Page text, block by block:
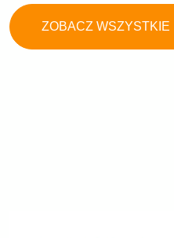
ZOBACZ WSZYSTKIE